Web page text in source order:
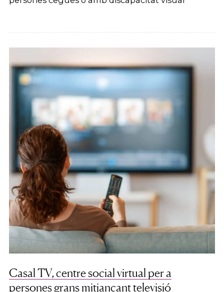
Casal TV, centre social virtual per a
persones grans mitjançant televisió